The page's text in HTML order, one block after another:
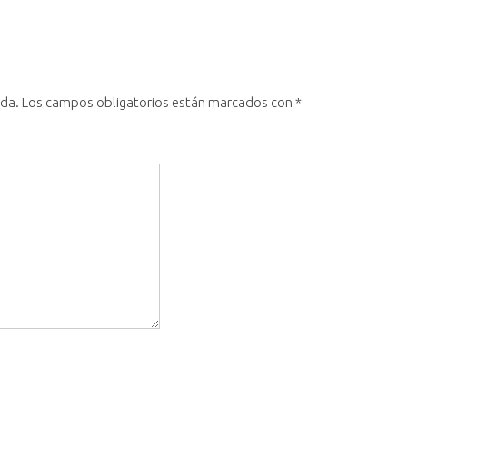
Los campos obligatorios están marcados con *